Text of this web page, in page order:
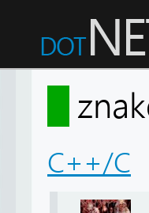
C++/C